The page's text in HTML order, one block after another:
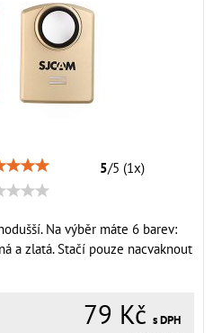
5/5 (1x)
Na výběr máte 6 barev:
a zlatá. Stačí pouze nacvaknout
79 Kč s DPH